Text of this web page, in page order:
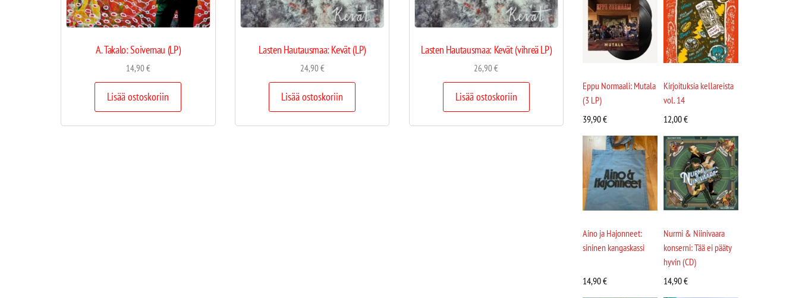
A. Takalo: Soivernau (LP)
14,90€
Lisää ostoskoriin
Lasten Hautausmaa: Kevät (LP)
24,90€
Lisää ostoskoriin
Lasten Hautausmaa: Kevät (vihreä LP)
26,90€
Lisää ostoskoriin
Eppu Normaali: Mutala
(3 LP)
39,90€
Kirjoituksia kellareista
vol. 14
12,00€
Aino ja Hajonneet:
sininen kangaskassi
14,90€
Nurmi & Niinivaara
konserni: Tää ei pääty
hyvin (CD)
14,90€